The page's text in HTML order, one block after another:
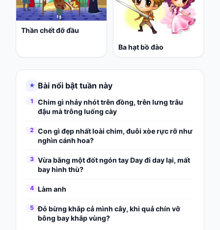
Thần chết đỡ đầu
Ba hạt bồ đào
★ Bài nổi bật tuần này
1
Chim gì nhảy nhót trên đồng, trên lưng trâu
đậu mà trông luống cày
2 Con gì đẹp nhất loài chim, đuôi xòe rực rỡ như
nghìn cánh hoa?
3 Vừa bằng một đốt ngón tay Day đi day lại, mất
bay hình thù?
4 Làm anh
5 Đỏ bừng khắp cả mình cây, khi quả chín vỡ
bông bay khắp vùng?